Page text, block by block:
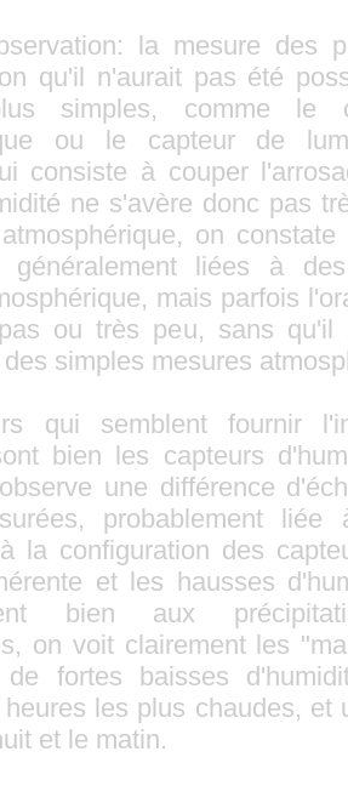
la mesure des
qu'il n'aurait pas été
simples, comme le
ou le capteur de
consiste à couper
ne s'avère donc pas
on
généralement liées à
mais parfois
ou très peu, sans qu'il
simples mesures
qui semblent fournir
bien les capteurs
une différence
probablement
la configuration des
et les hausses
bien aux
on voit clairement les
de fortes baisses
les plus chaudes, et
et le matin.